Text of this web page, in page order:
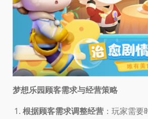
梦想乐园顾客需求与经营策略
根据顾客需求调整经营 ：玩家需